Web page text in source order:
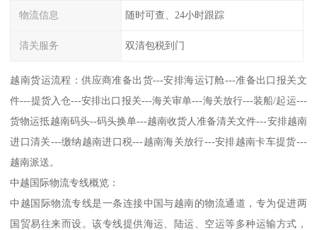
物流信息 随时可查、24小时跟踪
清关服务 双清包税到门
越南货运流程：供应商准备出货---安排海运订舱---准备出口报关文
件---提货入仓---安排出口报关---海关审单---海关放行---装船/起运---
货物运抵越南码头--码头换单---越南收货人准备清关文件---安排越南
进口清关---缴纳越南进口税---越南海关放行---安排越南卡车提货---
越南派送。
中越国际物流专线概览：
中越国际物流专线是一条连接中国与越南的物流通道，专为促进两
国贸易往来而设。该专线提供海运、陆运、空运等多种运输方式，